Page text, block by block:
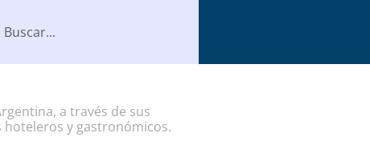
a través de sus
hoteleros y gastronómicos.